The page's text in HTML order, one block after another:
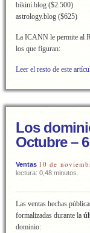
bikini.blog ($2.500)
astrology.blog ($625)
La ICANN le permite al
los que figuran:
Leer el resto de este
Los
Octubre –
Ventas 10 de
lectura: 0,48 minutos.
Las ventas hechas
formalizadas durante la
dominio: